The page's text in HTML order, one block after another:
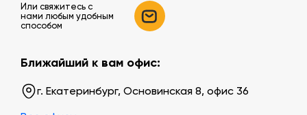
Или свяжитесь c
нами любым удобным
способом
Ближайший к вам офис:
г. Екатеринбург, Основинская 8, офис 36